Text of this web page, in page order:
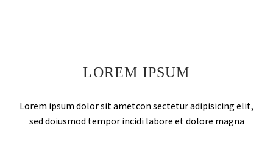
LOREM IPSUM
Lorem ipsum dolor sit ametcon sectetur adipisicing elit,
sed doiusmod tempor incidi labore et dolore magna